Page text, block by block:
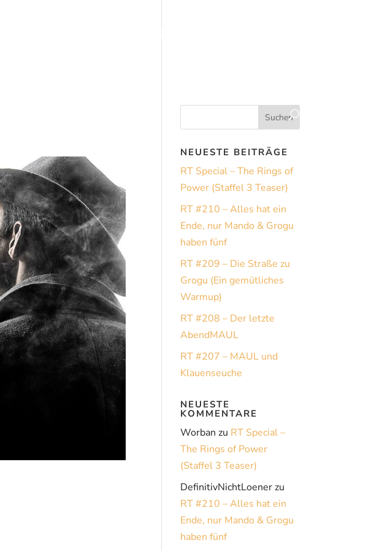
Games & Tools
NEUESTE BEITRÄGE
RT Special – The Rings of
Power (Staffel 3 Teaser)
RT #210 – Alles hat ein
Ende, nur Mando & Grogu
haben fünf
RT #209 – Die Straße zu
Grogu (Ein gemütliches
Warmup)
RT #208 – Der letzte
AbendMAUL
RT #207 – MAUL und
Klauenseuche
NEUESTE
KOMMENTARE
Worban zu RT Special –
The Rings of Power
(Staffel 3 Teaser)
DefinitivNichtLoenerzu
RT #210 – Alles hat ein
Ende, nur Mando & Grogu
haben fünf